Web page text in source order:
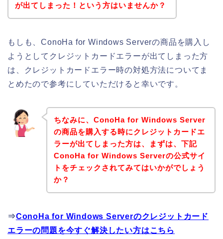
が出てしまった！という方はいませんか？
もしも、ConoHa for Windows Serverの商品を購入し
ようとしてクレジットカードエラーが出てしまった方
は、クレジットカードエラー時の対処方法についてま
とめたので参考にしていただけると幸いです。
ちなみに、ConoHa for Windows Server
の商品を購入する時にクレジットカードエ
ラーが出てしまった方は、まずは、下記
ConoHa for Windows Serverの公式サイ
トをチェックされてみてはいかがでしょう
か？
⇒ConoHa for Windows Serverのクレジットカード
エラーの問題を今すぐ解決したい方はこちら